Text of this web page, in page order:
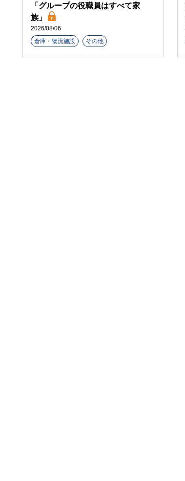
「グループの役職員はすべて家
族」
2026/08/06
倉庫・物流施設
その他